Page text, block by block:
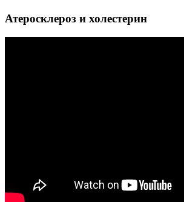
Атеросклероз и холестерин